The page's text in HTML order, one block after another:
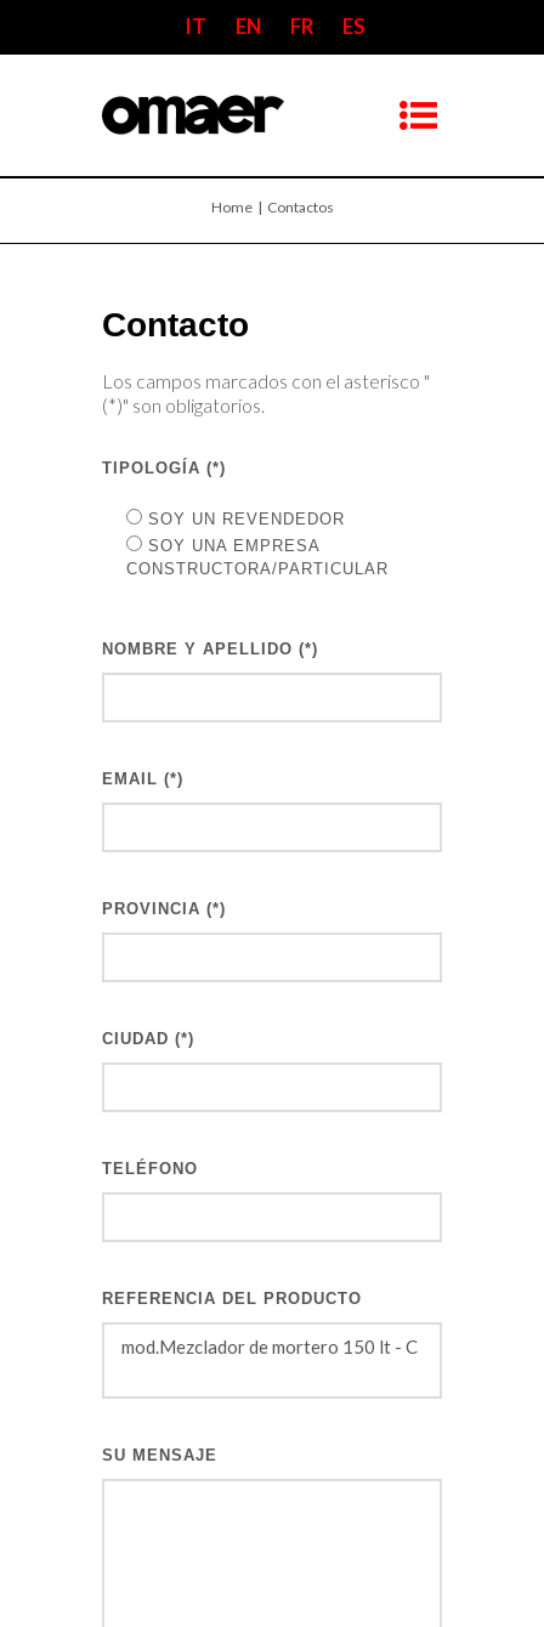
IT EN FR ES
Home| Contactos
Contacto
Los campos marcados con el asterisco "
(*)" son obligatorios.
TIPOLOGÍA (*)
SOY UN REVENDEDOR
SOY UNA EMPRESA
CONSTRUCTORA/PARTICULAR
NOMBRE Y APELLIDO (*)
EMAIL (*)
PROVINCIA (*)
CIUDAD (*)
TELÉFONO
REFERENCIA DEL PRODUCTO
SU MENSAJE